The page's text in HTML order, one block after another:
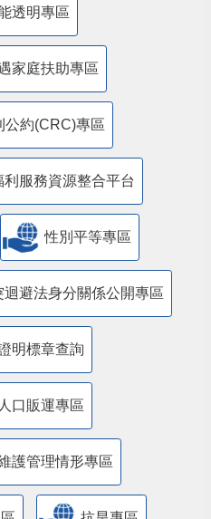
透明專區
家庭扶助專區
公約(CRC)專區
服務資源整合平台
性別平等專區
避法身分關係公開專區
明標章查詢
口販運專區
護管理情形專區